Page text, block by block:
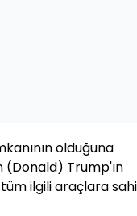
olduğuna
(Donald) Trump'ın
ilgili araçlara